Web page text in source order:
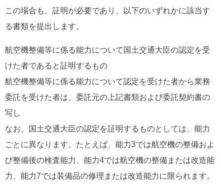
この場合も、証明が必要であり、以下のいずれかに該当す
る書類を提出します。
航空機整備等に係る能力について国土交通大臣の認定を受
けた者であると証明するもの
航空機整備等に係る能力について認定を受けた者から業務
委託を受けた者は、委託元の上記書類および委託契約書の
写し
なお、国土交通大臣の認定を証明するものとしては、能力
ごとに異なります。たとえば、能力3では航空機の整備およ
び整備後の検査能力、能力4では航空機の整備または改造能
力、能力7では装備品の修理または改造能力に限られます。